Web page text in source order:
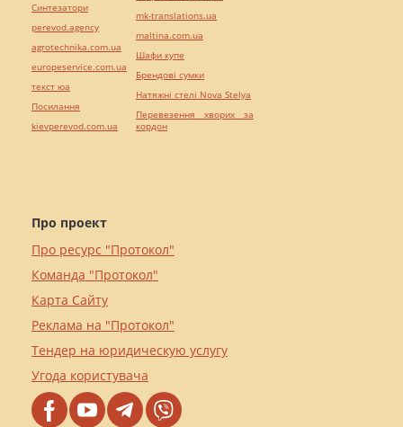
Про проект
Про ресурс "Протокол"
Команда "Протокол"
Карта Сайту
Реклама на "Протокол"
Тендер на юридическую услугу
Угода користувача
Синтезатори
perevod.agency
agrotechnika.com.ua
europeservice.com.ua
текст юа
Посилання
kievperevod.com.ua
mk-translations.ua
maltina.com.ua
Шафи купе
Брендові сумки
Натяжні стелі Nova Stelya
Перевезення хворих за
кордон